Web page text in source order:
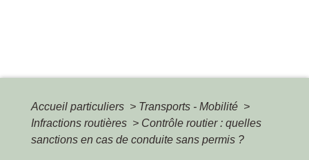
Accueil particuliers > Transports - Mobilité >
Infractions routières > Contrôle routier : quelles
sanctions en cas de conduite sans permis ?